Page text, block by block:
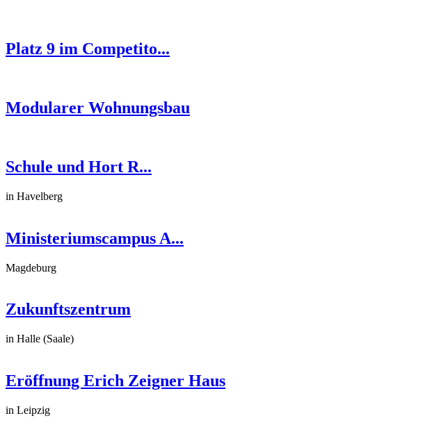
Platz 9 im Competito...
Modularer Wohnungsbau
Schule und Hort R...
in Havelberg
Ministeriumscampus A...
Magdeburg
Zukunftszentrum
in Halle (Saale)
Eröffnung Erich Zeigner Haus
in Leipzig